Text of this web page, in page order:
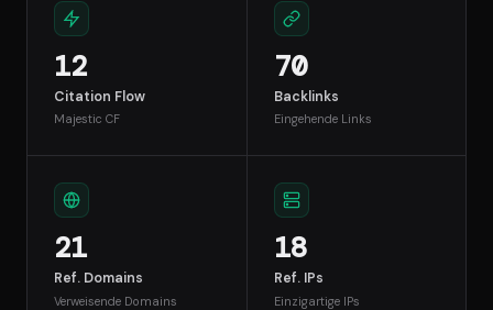
12
Citation Flow
Majestic CF
70
Backlinks
Eingehende Links
21
Ref. Domains
Verweisende Domains
18
Ref. IPs
Einzigartige IPs